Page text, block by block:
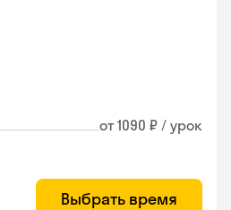
от 1090 ₽ / урок
Выбрать время